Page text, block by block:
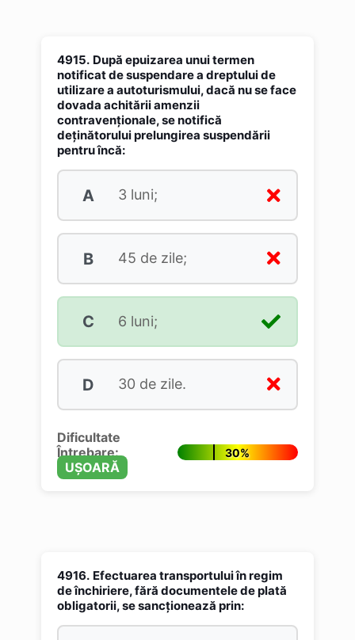
4915. După epuizarea unui termen
notificat de suspendare a dreptului de
utilizare a autoturismului, dacă nu se face
dovada achitării amenzii
contravenţionale, se notifică
deţinătorului prelungirea suspendării
pentru încă:
A 3 luni;
B 45 de zile;
C 6 luni;
D 30 de zile.
Dificultate
Întrebare:
UȘOARĂ
30%
4916. Efectuarea transportului în regim
de închiriere, fără documentele de plată
obligatorii, se sancţionează prin: